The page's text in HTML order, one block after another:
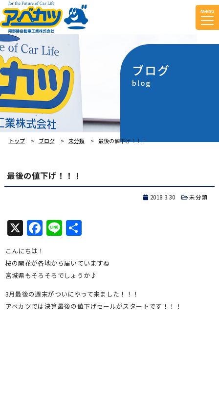
Menu
ブログ
blog
トップ ブログ 未分類 最後の値下げ！！！
最後の値下げ！！！
2018.3.30 未分類
X Facebook
Line共
こんにちは！
桜の開花が各地から届いていますね
宮城県もそろそろでしょうか♪
3月最後の週末がついにやって来ました！！！
アベカツでは決算最後の値下げセールがスタートです！！！